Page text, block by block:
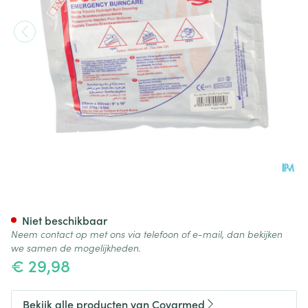
€ 29,98
Niet beschikbaar
Neem contact op met ons via telefoon of e-mail, dan bekijken
we samen de mogelijkheden.
Bekijk alle producten van Covarmed